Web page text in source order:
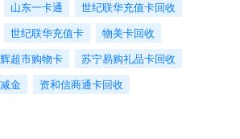
山东一卡通
世纪联华充值卡回收
世纪联华充值卡
物美卡回收
超市购物卡
苏宁易购礼品卡回收
金
资和信商通卡回收